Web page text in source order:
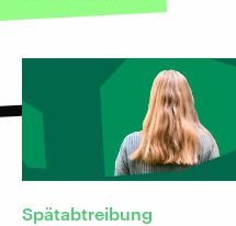
Spätabtreibung